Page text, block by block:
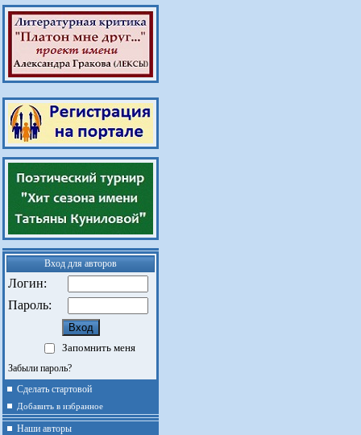
Вход для авторов
Логин:
Пароль:
Запомнить меня
Забыли пароль?
Сделать стартовой
Добавить в избранное
Наши авторы